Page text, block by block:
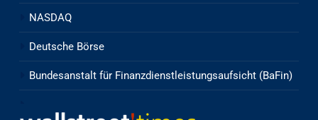
NASDAQ
Deutsche Börse
Bundesanstalt für Finanzdienstleistungsaufsicht (BaFin)